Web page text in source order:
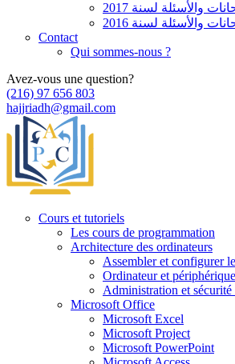
والأسئلة لسنة 2017
والأسئلة لسنة 2016
Contact
Qui sommes-nous ?
Avez-vous une question?
(216) 97 656 803
hajjriadh@gmail.com
Cours et tutoriels
Les cours de programmation
Architecture des ordinateurs
Assembler et configurer
Ordinateur et
Administration et sécurité
Microsoft Office
Microsoft Excel
Microsoft Project
Microsoft PowerPoint